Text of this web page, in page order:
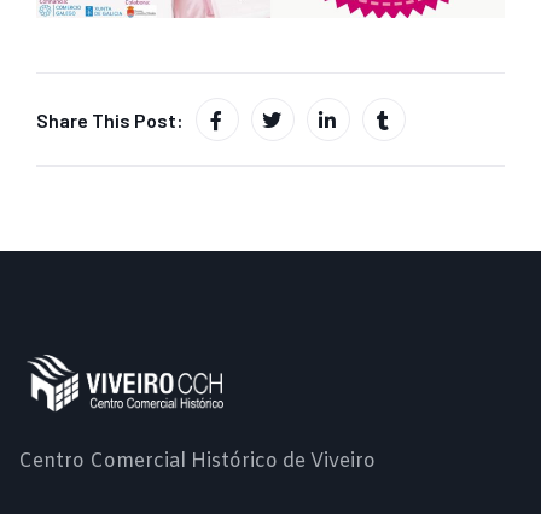
Share This Post:
Centro Comercial Histórico de Viveiro